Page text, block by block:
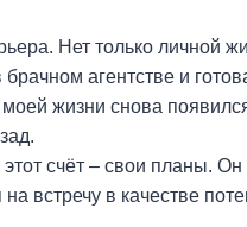
Нет только личной
агентстве и
жизни снова
счёт – свои планы.
встречу в качестве